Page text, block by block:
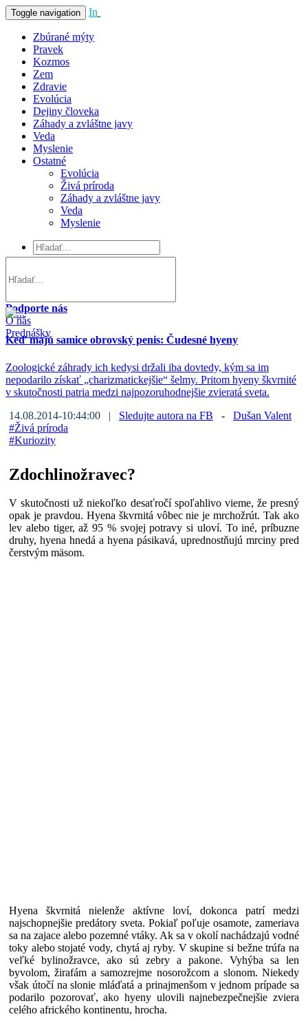
Toggle navigation In
Zbúrané mýty
Pravek
Kozmos
Zem
Zdravie
Evolúcia
Dejiny človeka
Záhady a zvláštne javy
Veda
Myslenie
Ostatné
Evolúcia
Živá príroda
Záhady a zvláštne javy
Veda
Myslenie
Podporte nás
O nás
Prednášky
Keď majú samice obrovský penis: Čudesné hyeny
Zoologické záhrady ich kedysi držali iba dovtedy, kým sa im
nepodarilo získať „charizmatickejšie“ šelmy. Pritom hyeny škvrnité
v skutočnosti patria medzi najpozoruhodnejšie zvieratá sveta.
14.08.2014-10:44:00 | Sledujte autora na FB - Dušan Valent
#Živá príroda
#Kuriozity
Zdochlinožravec?
V skutočnosti už niekoľko desaťročí spoľahlivo vieme, že presný
opak je pravdou. Hyena škvrnitá vôbec nie je mrchožrút. Tak ako
lev alebo tiger, až 95 % svojej potravy si uloví. To iné, príbuzne
druhy, hyena hnedá a hyena pásikavá, uprednostňujú mrciny pred
čerstvým mäsom.
Hyena škvrnitá nielenže aktívne loví, dokonca patrí medzi
najschopnejšie predátory sveta. Pokiaľ poľuje osamote, zameriava
sa na zajace alebo pozemné vtáky. Ak sa v okolí nachádzajú vodné
toky alebo stojaté vody, chytá aj ryby. V skupine si bežne trúfa na
veľké bylinožravce, ako sú zebry a pakone. Vyhýba sa len
byvolom, žirafám a samozrejme nosorožcom a slonom. Niekedy
však útočí na slonie mláďatá a prinajmenšom v jednom prípade sa
podarilo pozorovať, ako hyeny ulovili najnebezpečnejšie zviera
celého afrického kontinentu, hrocha.